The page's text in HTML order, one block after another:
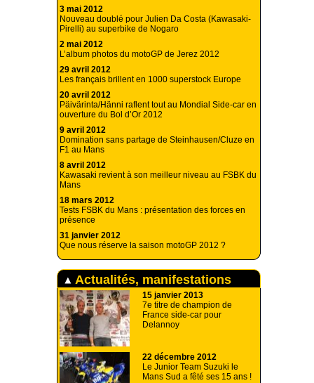
3 mai 2012
Nouveau doublé pour Julien Da Costa (Kawasaki-
Pirelli) au superbike de Nogaro
2 mai 2012
L’album photos du motoGP de Jerez 2012
29 avril 2012
Les français brillent en 1000 superstock Europe
20 avril 2012
Päivärinta/Hänni raflent tout au Mondial Side-car en
ouverture du Bol d’Or 2012
9 avril 2012
Domination sans partage de Steinhausen/Cluze en
F1 au Mans
8 avril 2012
Kawasaki revient à son meilleur niveau au FSBK du
Mans
18 mars 2012
Tests FSBK du Mans : présentation des forces en
présence
31 janvier 2012
Que nous réserve la saison motoGP 2012 ?
Actualités, manifestations
15 janvier 2013
7e titre de champion de
France side-car pour
Delannoy
22 décembre 2012
Le Junior Team Suzuki le
Mans Sud a fêté ses 15 ans !